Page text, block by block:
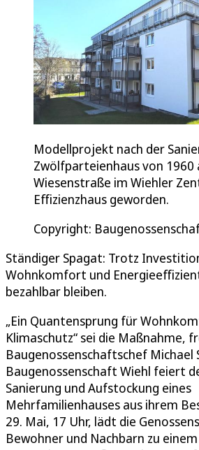
Modellprojekt nach der
Zwölfparteienhaus von 1960
Wiesenstraße im Wiehler
Effizienzhaus geworden.
Copyright:
Ständiger Spagat: Trotz
Wohnkomfort und
bezahlbar bleiben.
„Ein Quantensprung für
Klimaschutz“ sei die Maßnahme,
Baugenossenschaftschef
Baugenossenschaft Wiehl feiert
Sanierung und Aufstockung eines
Mehrfamilienhauses aus ihrem
29. Mai, 17 Uhr, lädt die
Bewohner und Nachbarn zu